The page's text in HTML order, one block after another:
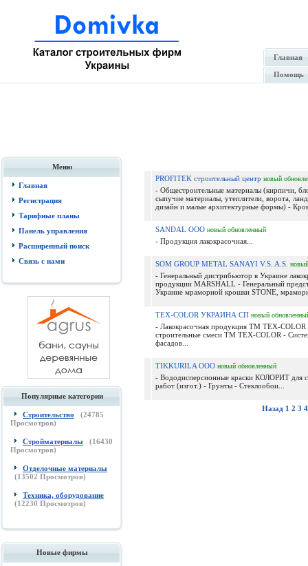
Главная
Помощь
Меню
Главная
Регистрация
Тарифные планы
Панель управления
Расширенный поиск
Связь с нами
Популярные категории
Строительство (24785
Просмотров)
Стройматериалы (16430
Просмотров)
Отделочные материалы
(13502 Просмотров)
Техника, оборудование
(12230 Просмотров)
Новые фирмы
PROFITEK строительный центр новый
- Общестроительные материалы (кирпичи,
сыпучие материалы, утеплители, ворота,
дизайн и малые архитектурные формы) -
SANDAL ООО новый обновленный
- Продукция лакокрасочная...
SOM GROUP METAL SANAYI V.S. A.S. новый
- Генеральный дистрибьютор в Украине
продукции MARSHALL - Генеральный
Украине мраморной крошки STONE,
TEX-COLOR УКРАИНА СП новый
- Лакокрасочная продукция ТМ TEX-COLOR
строительные смеси ТМ TEX-COLOR -
фасадов...
TIKKURILA ООО новый обновленный
- Вододисперсионные краски КОЛОРИТ для
работ (изгот.) - Грунты - Стеклообои...
Назад 1 2 3 4